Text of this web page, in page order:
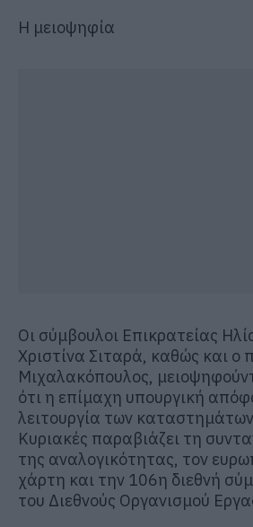
Η μειοψηφία
Οι σύμβουλοι Επικρατείας
Χριστίνα Σιταρά, καθώς και ο
Μιχαλακόπουλος,
ότι η επίμαχη υπουργική
λειτουργία των
Κυριακές παραβιάζει τη
της αναλογικότητας, τον
χάρτη και την 106η διεθνή
του Διεθνούς Οργανισμού